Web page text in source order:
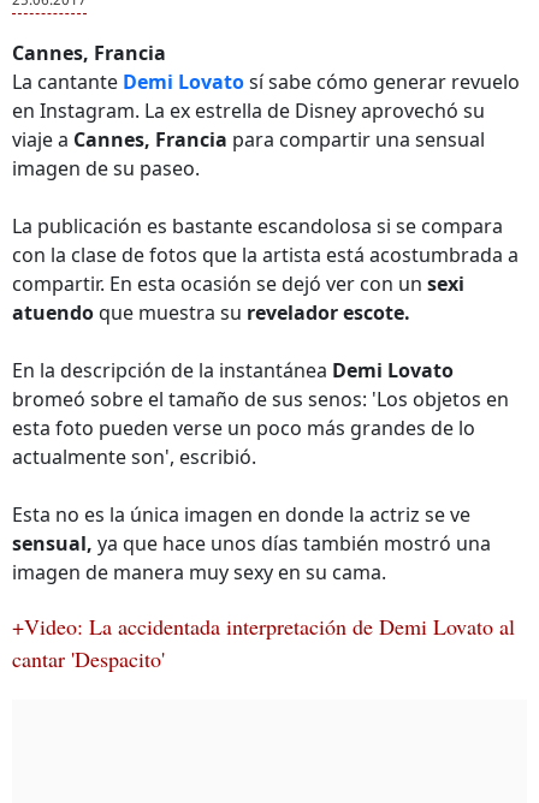
Cannes, Francia
La cantante Demi Lovatosí sabe cómo generar revuelo
en Instagram. La ex estrella de Disney aprovechó su
viaje a Cannes, Francia para compartir una sensual
imagen de su paseo.
La publicación es bastante escandolosa si se compara
con la clase de fotos que la artista está acostumbrada a
compartir. En esta ocasión se dejó ver con un sexi
atuendoque muestra su revelador escote.
En la descripción de la instantánea Demi Lovato
bromeó sobre el tamaño de sus senos: 'Los objetos en
esta foto pueden verse un poco más grandes de lo
actualmente son', escribió.
Esta no es la única imagen en donde la actriz se ve
sensual, ya que hace unos días también mostró una
imagen de manera muy sexy en su cama.
+Video: La accidentada interpretación de Demi Lovato al
cantar 'Despacito'